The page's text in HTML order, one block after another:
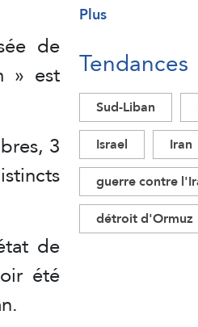
de
» est
3
de
été
Plus
Tendances
Sud-Liban
Israel
Iran
guerre contre
détroit d'Ormuz